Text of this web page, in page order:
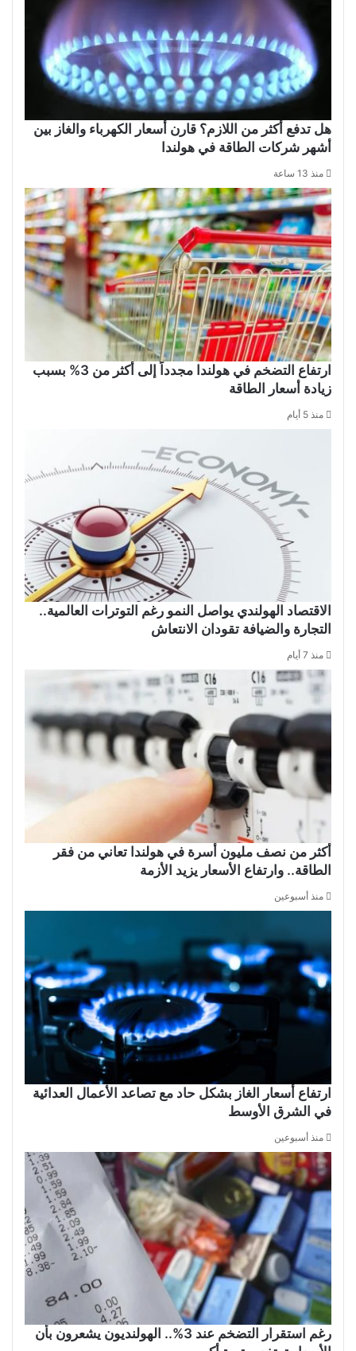
هل تدفع أكثر من اللازم؟ قارن أسعار الكهرباء والغاز بين
أشهر شركات الطاقة في هولندا
منذ 13 ساعة
ارتفاع التضخم في هولندا مجدداً إلى أكثر من 3% بسبب
زيادة أسعار الطاقة
منذ 5 أيام
الاقتصاد الهولندي يواصل النمو رغم التوترات العالمية..
التجارة والضيافة تقودان الانتعاش
منذ 7 أيام
أكثر من نصف مليون أسرة في هولندا تعاني من فقر
الطاقة.. وارتفاع الأسعار يزيد الأزمة
منذ أسبوعين
ارتفاع أسعار الغاز بشكل حاد مع تصاعد الأعمال العدائية
في الشرق الأوسط
منذ أسبوعين
رغم استقرار التضخم عند 3%.. الهولنديون يشعرون بأن